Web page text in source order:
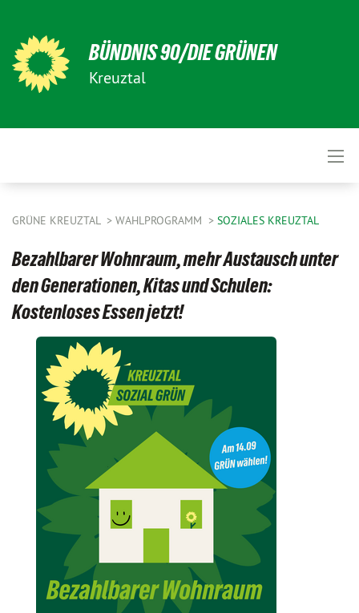
BÜNDNIS 90/DIE GRÜNEN
Kreuztal
GRÜNE KREUZTAL WAHLPROGRAMM SOZIALES KREUZTAL
Bezahlbarer Wohnraum, mehr Austausch unter
den Generationen, Kitas und Schulen:
Kostenloses Essen jetzt!